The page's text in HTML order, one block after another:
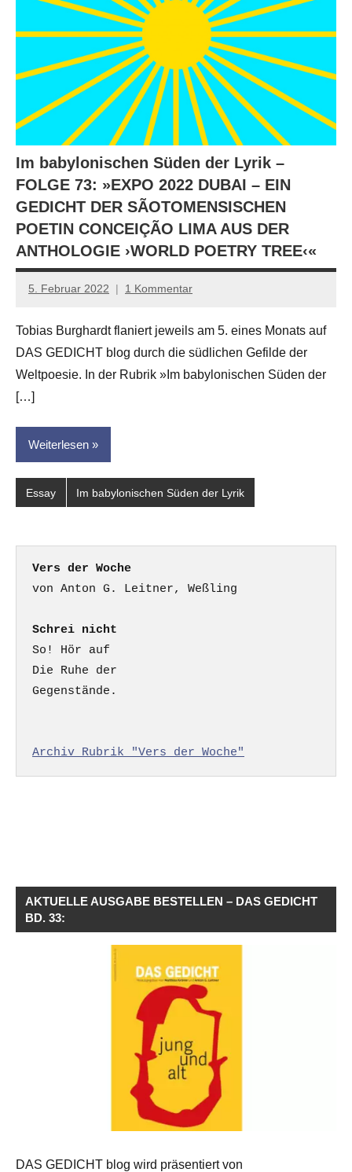
Im babylonischen Süden der Lyrik –
FOLGE 73: »EXPO 2022 DUBAI – EIN
GEDICHT DER SÃOTOMENSISCHEN
POETIN CONCEIÇÃO LIMA AUS DER
ANTHOLOGIE ›WORLD POETRY TREE‹«
5. Februar 2022
Anton
Leitner
1 Kommentar
Tobias Burghardt flaniert jeweils am 5. eines Monats auf
DAS GEDICHT blog durch die südlichen Gefilde der
Weltpoesie. In der Rubrik »Im babylonischen Süden der
[…]
Weiterlesen
Essay Im babylonischen Süden der Lyrik
Vers der Woche
Schrei nicht
So! Hör auf
Die Ruhe der
Gegenstände.
Archiv Rubrik "Vers der Woche"
AKTUELLE AUSGABE BESTELLEN – DAS GEDICHT
BD. 33:
DAS GEDICHT blog wird präsentiert von